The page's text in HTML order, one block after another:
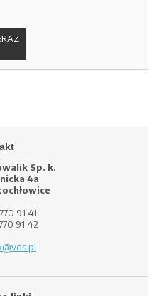
Sp. k.
4a
91 41
91 42